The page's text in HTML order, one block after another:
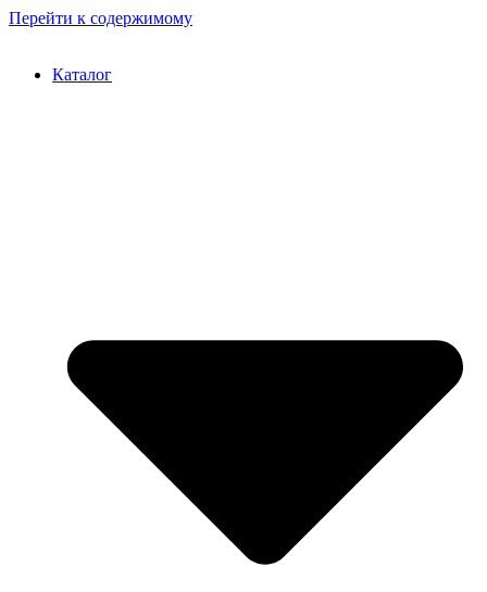
Перейти к содержимому
Каталог